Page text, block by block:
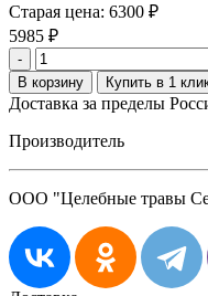
Старая цена: 6300 ₽
5985 ₽
-
Доставка за пределы
Производитель
ООО "Целебные травы